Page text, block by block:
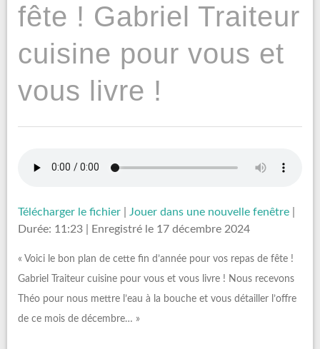
fête ! Gabriel Traiteur
cuisine pour vous et
vous livre !
Télécharger le fichier Jouer dans une nouvelle fenêtre
Durée: 11:23
Enregistré le 17 décembre 2024
« Voici le bon plan de cette fin d’année pour vos repas de fête !
Gabriel Traiteur cuisine pour vous et vous livre ! Nous recevons
Théo pour nous mettre l’eau à la bouche et vous détailler l’offre
de ce mois de décembre… »